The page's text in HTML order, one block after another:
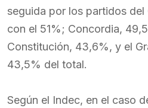
seguida por los partidos del
con el 51%; Concordia,
Constitución, 43,6%, y el
43,5% del total.
Según el Indec, en el caso